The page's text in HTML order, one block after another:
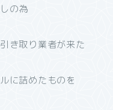
の為
き取り業者が来た
に詰めたものを